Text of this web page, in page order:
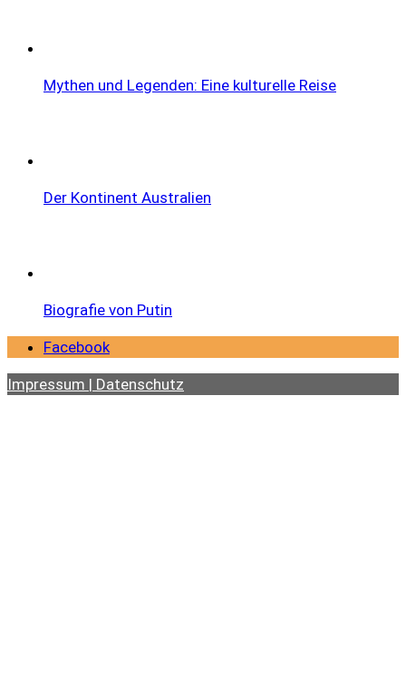
Mythen und Legenden: Eine kulturelle Reise
Der Kontinent Australien
Biografie von Putin
Facebook
Impressum | Datenschutz